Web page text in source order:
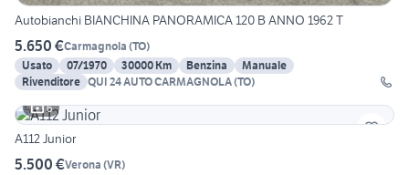
Autobianchi BIANCHINA PANORAMICA 120 B ANNO 1962 T
5.650 €Carmagnola (TO)
Usato
07/1970 30000 Km Benzina
Manuale
Rivenditore QUI 24 AUTO CARMAGNOLA (TO)
6
A112 Junior
5.500 €Verona (VR)